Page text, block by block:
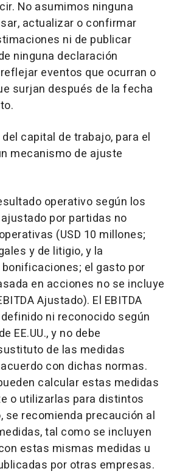
No asumimos ninguna
actualizar o confirmar
ni de publicar
ninguna declaración
eventos que ocurran o
surjan después de la fecha
capital de trabajo, para el
mecanismo de ajuste
operativo según los
ajustado por partidas no
(USD 10 millones;
y de litigio, y la
el gasto por
en acciones no se incluye
Ajustado). El EBITDA
ni reconocido según
EE.UU., y no debe
de las medidas
con dichas normas.
calcular estas medidas
o utilizarlas para distintos
se recomienda precaución al
tal como se incluyen
estas mismas medidas u
por otras empresas.